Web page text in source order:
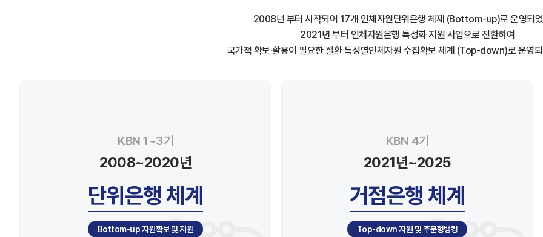
2008년 부터 시작되어 17개 인체자원단위은행 체제 (Bottom-up)로 운영되
2021년 부터 인체자원은행 특성화 지원 사업으로 전환하여
국가적 확보‧활용이 필요한 질환 특성별인체자원 수집확보 체계 (Top-down)로 운영
KBN 1~3기
2008~2020년
단위은행 체계
Bottom-up 자원확보 및 지원
KBN 4기
2021년~2025
거점은행 체계
Top-down 자원 및 주문형뱅킹